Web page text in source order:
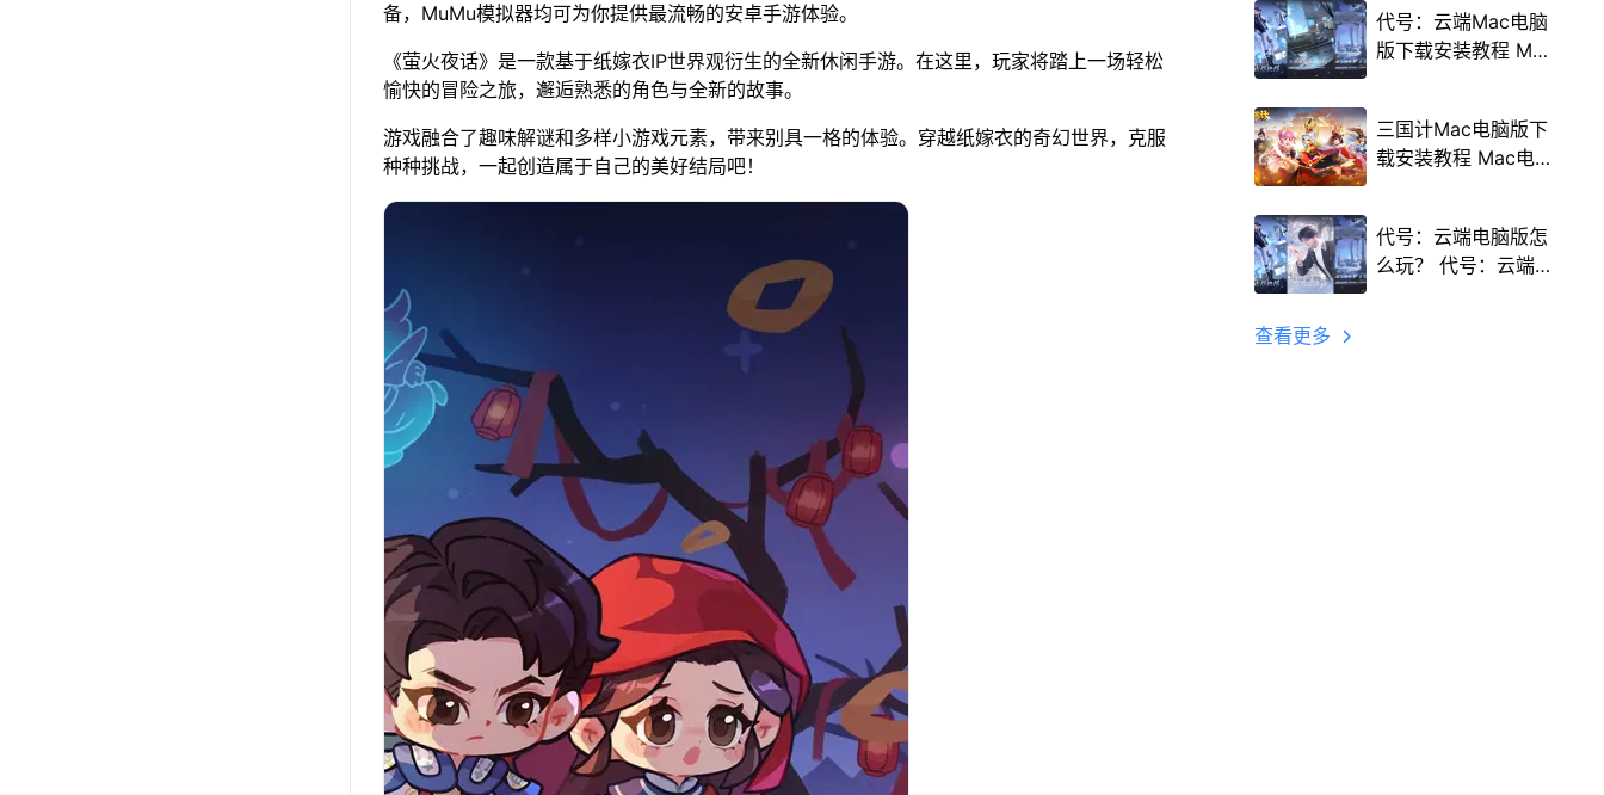
备，MuMu模拟器均可为你提供最流畅的安卓手游体验。
《萤火夜话》是一款基于纸嫁衣IP世界观衍生的全新休闲手游。在这里，玩家将踏上一场轻松
愉快的冒险之旅，邂逅熟悉的角色与全新的故事。
游戏融合了趣味解谜和多样小游戏元素，带来别具一格的体验。穿越纸嫁衣的奇幻世界，克服
种种挑战，一起创造属于自己的美好结局吧！
程
代号：云端Mac电脑
版下载安装教程 Mac
三国计Mac电脑版下
载安装教程 Mac电脑
代号：云端电脑版怎
么玩？ 代号：云端性
查看更多